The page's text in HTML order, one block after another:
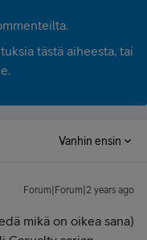
tästä aiheesta, tai
Vanhin ensin
Forum|Forum|2 years ago
mikä on oikea sana)